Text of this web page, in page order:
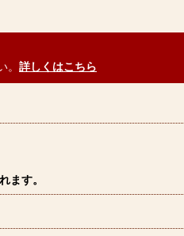
詳しくはこちら
ます。